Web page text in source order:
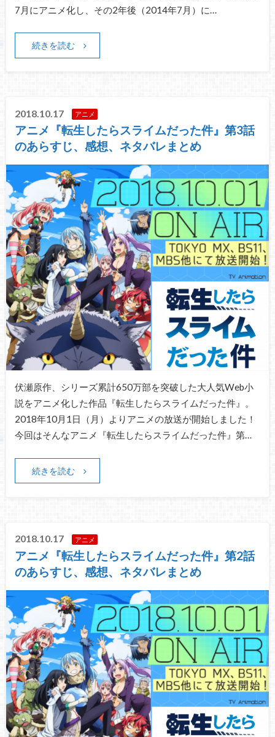
7月にアニメ化し、その2年後（2014年7月）に…
続きを読む
2018.10.17 アニメ
アニメ『転生したらスライムだった件』第3話
のあらすじ、感想、ネタバレまとめ
伏瀬原作、シリーズ累計650万部を突破した大人気Web小
説をアニメ化した作品『転生したらスライムだった件』。
2018年10月1日（月）よりアニメの放送が開始しました！
今回はそんなアニメ『転生したらスライムだった件』第…
続きを読む
2018.10.17 アニメ
アニメ『転生したらスライムだった件』第2話
のあらすじ、感想、ネタバレまとめ